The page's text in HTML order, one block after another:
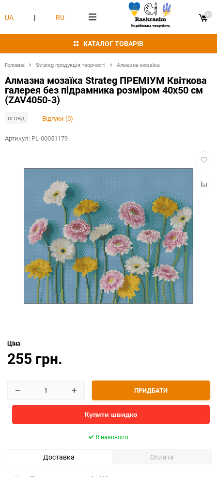
КАТАЛОГ ТОВАРІВ
UA | RU 0
Головна Strateg продукція творчості Алмазна мозаїка
Алмазна мозаїка Strateg ПРЕМІУМ Квіткова
галерея без підрамника розміром 40х50 см
(ZAV4050-3)
огляд Відгуки (0)
Артикул: PL-00051179
Ціна
255 грн.
ПРИДБАТИ
Купити швидко
В наявності
Доставка Оплата